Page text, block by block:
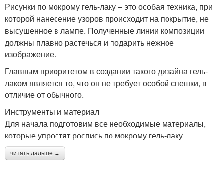
Рисунки по мокрому гель-лаку – это особая техника, при
которой нанесение узоров происходит на покрытие, не
высушенное в лампе. Полученные линии композиции
должны плавно растечься и подарить нежное
изображение.
Главным приоритетом в создании такого дизайна гель-
лаком является то, что он не требует особой спешки, в
отличие от обычного.
Инструменты и материал
Для начала подготовим все необходимые материалы,
которые упростят роспись по мокрому гель-лаку.
читать дальше →